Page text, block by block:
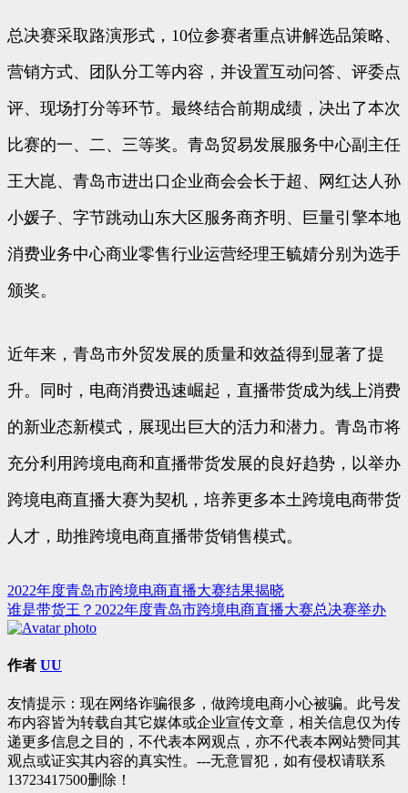
总决赛采取路演形式，10位参赛者重点讲解选品策略、
营销方式、团队分工等内容，并设置互动问答、评委点
评、现场打分等环节。最终结合前期成绩，决出了本次
比赛的一、二、三等奖。青岛贸易发展服务中心副主任
王大崑、青岛市进出口企业商会会长于超、网红达人孙
小媛子、字节跳动山东大区服务商齐明、巨量引擎本地
消费业务中心商业零售行业运营经理王毓婧分别为选手
颁奖。
近年来，青岛市外贸发展的质量和效益得到显著了提
升。同时，电商消费迅速崛起，直播带货成为线上消费
的新业态新模式，展现出巨大的活力和潜力。青岛市将
充分利用跨境电商和直播带货发展的良好趋势，以举办
跨境电商直播大赛为契机，培养更多本土跨境电商带货
人才，助推跨境电商直播带货销售模式。
文
章
导
2022年度青岛市跨境电商直播大赛结果揭晓
谁是带货王？2022年度青岛市跨境电商直播大赛总决赛举办
作者 UU
友情提示：现在网络诈骗很多，做跨境电商小心被骗。此号发
布内容皆为转载自其它媒体或企业宣传文章，相关信息仅为传
递更多信息之目的，不代表本网观点，亦不代表本网站赞同其
观点或证实其内容的真实性。---无意冒犯，如有侵权请联系
13723417500删除！